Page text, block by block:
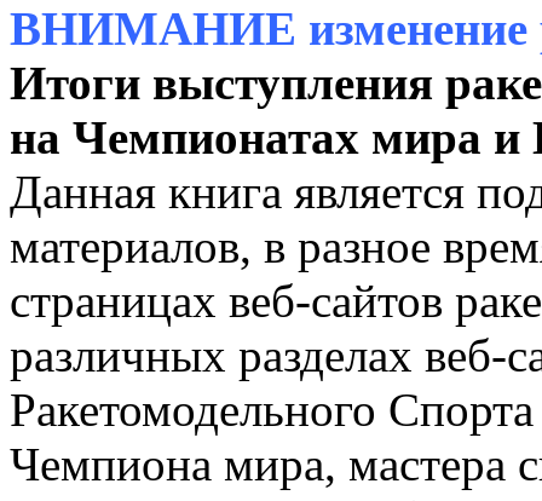
ВНИМАНИЕ изменение
Итоги выступления
на Чемпионатах мира
Данная книга является
материалов, в разное
страницах веб-сайтов
различных разделах веб-
Ракетомодельного
Чемпиона мира, мастера